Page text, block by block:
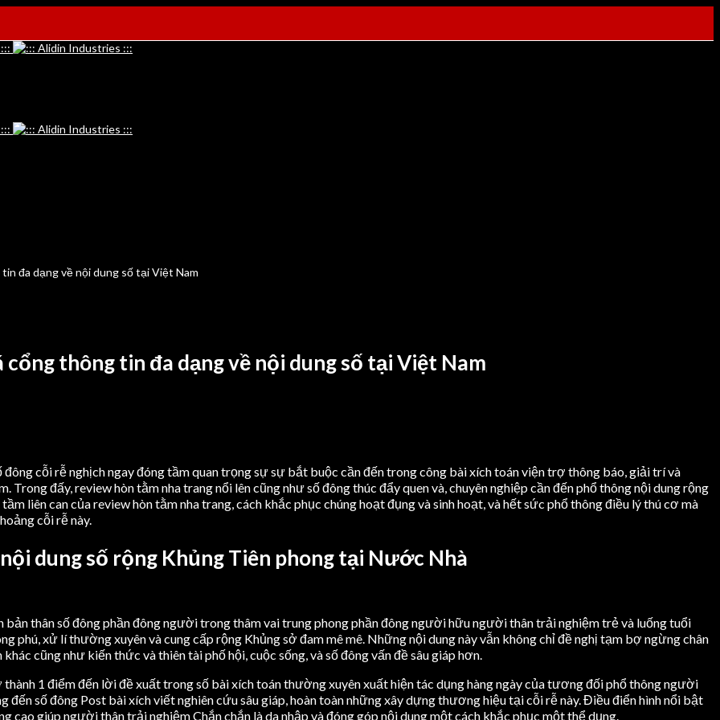
đa dạng về nội dung số tại Việt Nam
thông tin đa dạng về nội dung số tại Việt Nam
cỗi rễ nghịch ngay đóng tầm quan trọng sự sự bắt buộc cần đến trong công bài xích toán viện trợ thông báo, giải trí và
đấy, review hòn tằm nha trang nổi lên cũng như số đông thúc đẩy quen và, chuyên nghiệp cần đến phổ thông nội dung rộng
liên can của review hòn tằm nha trang, cách khắc phục chúng hoạt đụng và sinh hoạt, và hết sức phổ thông điều lý thú cơ mà
cỗi rễ này.
dung số rộng Khủng Tiên phong tại Nước Nhà
bản thân số đông phần đông người trong thâm vai trung phong phần đông người hữu người thân trải nghiệm trẻ và luống tuổi
phú, xử lí thường xuyên và cung cấp rộng Khủng sở đam mê mê. Những nội dung này vẫn không chỉ đề nghị tạm bợ ngừng chân
cũng như kiến thức và thiên tài phố hội, cuộc sống, và số đông vấn đề sâu giáp hơn.
1 điểm đến lời đề xuất trong số bài xích toán thường xuyên xuất hiện tác dụng hàng ngày của tương đối phổ thông người
số đông Post bài xích viết nghiên cứu sâu giáp, hoàn toàn những xây dựng thương hiệu tại cỗi rễ này. Điều điển hình nổi bật
cao giúp người thân trải nghiệm Chắn chắn là da nhập và đóng góp nội dung một cách khắc phục một thể dụng.